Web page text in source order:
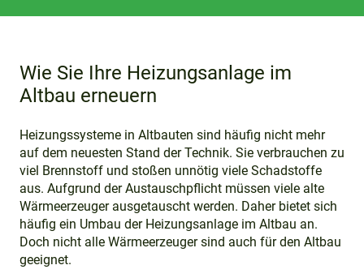
Wie Sie Ihre Heizungsanlage im
Altbau erneuern
Heizungssysteme in Altbauten sind häufig nicht mehr
auf dem neuesten Stand der Technik. Sie verbrauchen zu
viel Brennstoff und stoßen unnötig viele Schadstoffe
aus. Aufgrund der Austauschpflicht müssen viele alte
Wärmeerzeuger ausgetauscht werden. Daher bietet sich
häufig ein Umbau der Heizungsanlage im Altbau an.
Doch nicht alle Wärmeerzeuger sind auch für den Altbau
geeignet.